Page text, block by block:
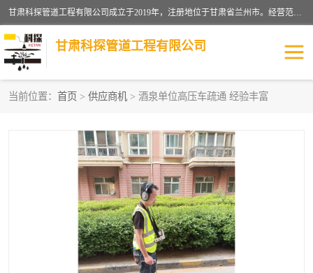
甘肃科探管道工程有限公司成立于2019年，注册地位于甘肃省兰州市。经营范围包括管道安装、清洗、疏通、维修、检测，防水工程，工程钻孔，化粪池清理，暖气安装，给排水管道安装维修，室内外管道如消防、供水、供热管道漏水检测定位，室内外防水堵漏等。
甘肃科探管道工程有限公司
当前位置： 首页 > 供应商机 > 酒泉单位高压车疏通 经验丰富
漏水检查维修 消防管道漏水
供热管道漏水 排水管道漏水
自来水管漏水 管道疏通
高压车疏通清淤